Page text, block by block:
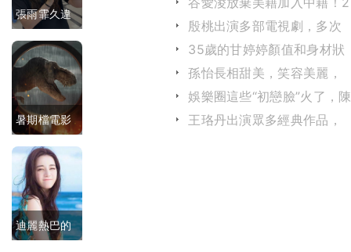
寶，霸氣又
優雅得體
張雨霏久違
曬照！自曝
童年趣事，
訓練太苦想
偷懶，教練
找媽媽抓人
暑期檔電影
開啟：中外
大片齊聚，
你更期待哪
部？
迪麗熱巴的
年不到奪得10金3銀！
殷桃出演多部電視劇，多次
獲獎贏得了觀眾的贊譽
35歲的甘婷婷顏值和身材狀
態最佳，作品卻越來越少
孫怡長相甜美，笑容美麗，
在網路上擁有超高的人氣
娛樂圈這些“初戀臉”火了，陳
都靈與章若楠靈氣逼人
王珞丹出演眾多經典作品，